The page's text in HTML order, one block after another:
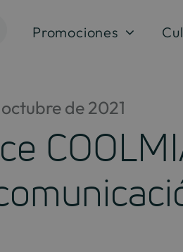
Promociones
de 2021